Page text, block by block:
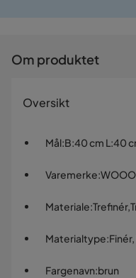
Om produktet
Oversikt
Mål:B:40 cm L:40
Varemerke:
Materiale:
Materialtype:
Fargenavn:brun